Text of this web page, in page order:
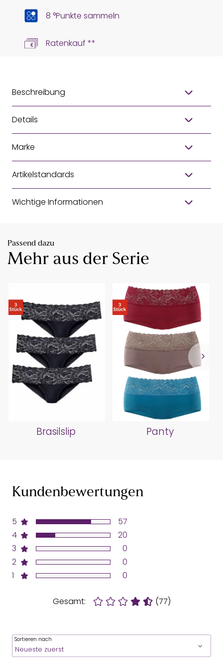
8 °Punkte sammeln
Ratenkauf **
Beschreibung
Details
Marke
Artikelstandards
Wichtige Informationen
Passend dazu
Mehr aus der Serie
Brasilslip Panty
Kundenbewertungen
5
4
3
2
1
57
20
0
0
0
Gesamt: (77)
Sortieren nach